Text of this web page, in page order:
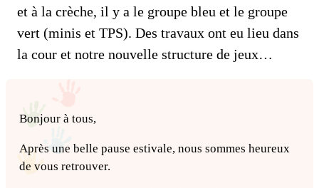
et à la crèche, il y a le groupe bleu et le groupe
vert (minis et TPS). Des travaux ont eu lieu dans
la cour et notre nouvelle structure de jeux…
Bonjour à tous,
Après une belle pause estivale, nous sommes heureux
de vous retrouver.